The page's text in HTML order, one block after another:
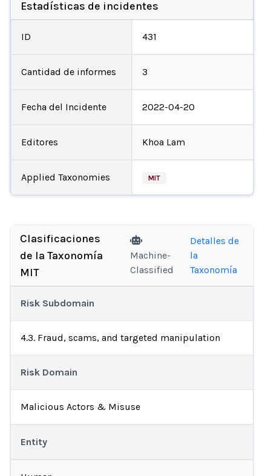
Estadísticas de incidentes
ID 431
Cantidad de informes 3
Fecha del Incidente 2022-04-20
Editores Khoa Lam
Applied Taxonomies MIT
Clasificaciones
de la Taxonomía
MIT
Machine-
Classified
Detalles de
la
Taxonomía
Risk Subdomain
4.3. Fraud, scams, and targeted manipulation
Risk Domain
Malicious Actors & Misuse
Entity